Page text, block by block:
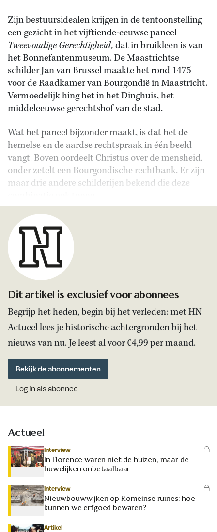
Zijn bestuursidealen krijgen in de tentoonstelling
een gezicht in het vijftiende-eeuwse paneel
Tweevoudige Gerechtigheid,dat in bruikleen is van
het Bonnefantenmuseum. De Maastrichtse
schilder Jan van Brussel maakte het rond 1475
voor de Raadkamer van Bourgondië in Maastricht.
Vermoedelijk hing het in het Dinghuis, het
middeleeuwse gerechtshof van de stad.
Wat het paneel bijzonder maakt, is dat het de
hemelse en de aardse rechtspraak in één beeld
vangt. Boven oordeelt Christus over de mensheid,
onder zetelt een Bourgondische rechtbank. Er zijn
maar drie andere schilderijen bekend die deze
Dit artikel is exclusief voor abonnees
Begrijp het heden, begin bij het verleden: met HN
Actueel lees je historische achtergronden bij het
nieuws van nu. Je leest al voor €4,99 per maand.
Bekijk de abonnementen
Log in als abonnee
Actueel
Interview
In Florence waren niet de huizen, maar de
huwelijken onbetaalbaar
Interview
Nieuwbouwwijken op Romeinse ruïnes: hoe
kunnen we erfgoed bewaren?
Artikel